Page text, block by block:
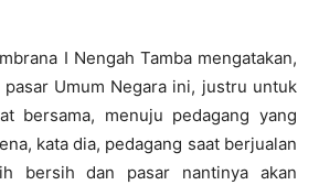
I Nengah Tamba mengatakan,
Umum Negara ini, justru untuk
bersama, menuju pedagang yang
kata dia, pedagang saat berjualan
bersih dan pasar nantinya akan